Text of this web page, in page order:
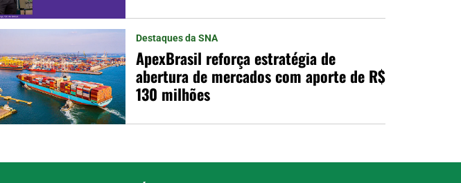
Destaques da SNA
ApexBrasil reforça estratégia de
abertura de mercados com aporte de R$
130 milhões